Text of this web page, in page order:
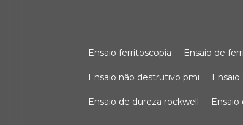
ensaio ferritoscopia ensaio de
ensaio não destrutivo pmi
ensaio de dureza rockwell